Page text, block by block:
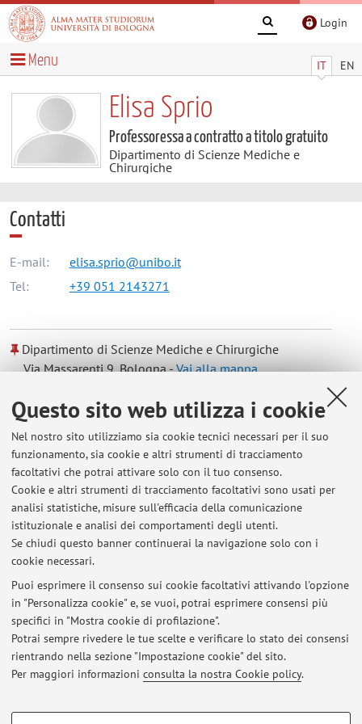
Questo sito web utilizza i cookie
Nel nostro sito utilizziamo sia cookie tecnici necessari per il suo
funzionamento, sia cookie e altri strumenti di tracciamento
facoltativi che potrai attivare solo con il tuo consenso.
Cookie e altri strumenti di tracciamento facoltativi sono usati per
analisi statistiche, misure sull'efficacia della comunicazione
istituzionale e analisi dei comportamenti degli utenti.
Se chiudi questo banner continuerai la navigazione solo con i
cookie necessari.
Puoi esprimere il consenso sui cookie facoltativi attivando l'opzione
in "Personalizza cookie" e, se vuoi, potrai esprimere consensi più
specifici in "Mostra cookie di profilazione".
Potrai sempre rivedere le tue scelte e verificare lo stato dei consensi
rientrando nella sezione "Impostazione cookie" del sito.
Per maggiori informazioni consulta la nostra Cookie policy.
COOKIE DI PROFILAZIONE - FACOLTATIVI
Login
IT EN
Menu
Elisa Sprio
Professoressa a contratto a titolo gratuito
Dipartimento di Scienze Mediche e
Chirurgiche
Contatti
E-mail:
elisa.sprio@unibo.it
Tel:
+39 051 2143271
Dipartimento di Scienze Mediche e Chirurgiche
Via Massarenti 9, Bologna -Vai alla mappa
Orario di ricevimento
Lunedì e Martedì ore 16.00-17.30
presso Policlinico S. Orsola Malpighi Dietetica Clinica, Pad 11 ,
piano -1, Ala D
Necessario appuntamento via e-mail
Ultimi avvisi
Servizio Studenti con DSA
Pubblicato il: 28 luglio 2025